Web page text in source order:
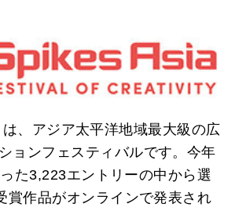
は、アジア太平洋地域最大級の広
ョンフェスティバルです。今年
た3,223エントリーの中から選
賞作品がオンラインで発表され